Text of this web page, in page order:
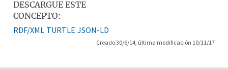
DESCARGUE ESTE
CONCEPTO:
RDF/XML TURTLE JSON-LD
Creado 30/6/14, última modificación 10/11/17